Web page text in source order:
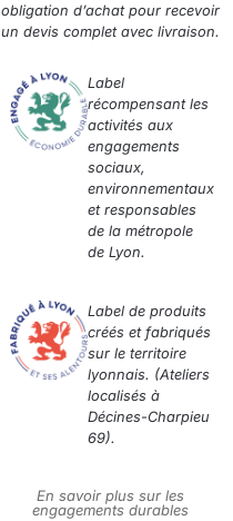
obligation d’achat pour recevoir
un devis complet avec livraison.
Label
récompensant les
activités aux
engagements
sociaux,
environnementaux
et responsables
de la métropole
de Lyon.
Label de produits
créés et fabriqués
sur le territoire
lyonnais. (Ateliers
localisés à
Décines-Charpieu
69).
En savoir plus sur les
engagements durables